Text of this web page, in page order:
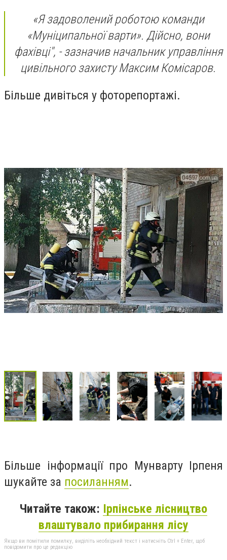
«Я задоволений роботою команди
«Муніципальної варти». Дійсно, вони
фахівці", - зазначив начальник управління
цивільного захисту Максим Комісаров.
Більше дивіться у фоторепортажі.
Більше інформації про Мунварту Ірпеня
шукайте за посиланням.
Читайте також: Ірпінське лісництво
влаштувало прибирання лісу
Якщо ви помітили помилку, виділіть необхідний текст і натисніть Ctrl + Enter, щоб
повідомити про це редакцію